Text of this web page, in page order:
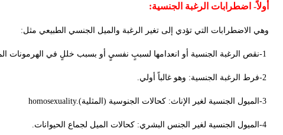
أولاً- اضطرابات الرغبة الجنسية:
وهي الاضطرابات التي تؤدي إلى تغير الرغبة والميل الجنسي الطبيعي مثل:
-1نقص الرغبة الجنسية أو انعدامها لسببٍ نفسيٍ أو بسبب خللٍ في الهرمونات
-2فرط الرغبة الجنسية: وهو غالباً أولي.
-3 الميول الجنسية لغير الإناث: كحالات الجنوسية (المثلية)homosexuality.
-4 الميول الجنسية لغير الجنس البشري: كحالات الميل لجماع الحيوانات.